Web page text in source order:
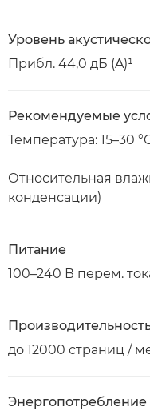
Уровень
Прибл. 44,0 дБ (A)¹
Рекомендуемые
Температура: 15–30
Относительная
конденсации)
Питание
100–240 В перем.
до 12000 страниц /
Энергопотребление